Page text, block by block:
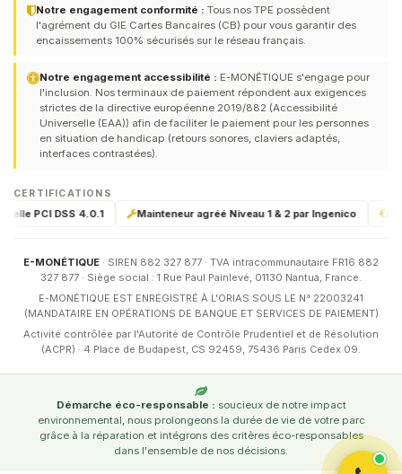
Notre engagement conformité : Tous nos TPE possèdent
l'agrément du GIE Cartes Bancaires (CB) pour vous garantir des
encaissements 100% sécurisés sur le réseau français.
Notre engagement accessibilité : E-MONÉTIQUE s'engage pour
l'inclusion. Nos terminaux de paiement répondent aux exigences
strictes de la directive européenne 2019/882 (Accessibilité
Universelle (EAA)) afin de faciliter le paiement pour les personnes
en situation de handicap (retours sonores, claviers adaptés,
interfaces contrastées).
CERTIFICATIONS
PCI DSS 4.0.1 Mainteneur agréé Niveau 1 & 2 par Ingenico
E-MONÉTIQUE · SIREN 882 327 877 · TVA intracommunautaire FR16 882
327 877 · Siège social : 1 Rue Paul Painlevé, 01130 Nantua, France.
E-MONÉTIQUE EST ENREGISTRÉ À L'ORIAS SOUS LE N° 22003241
(MANDATAIRE EN OPÉRATIONS DE BANQUE ET SERVICES DE PAIEMENT)
Activité contrôlée par l'Autorité de Contrôle Prudentiel et de Résolution
(ACPR) · 4 Place de Budapest, CS 92459, 75436 Paris Cedex 09.
Démarche éco-responsable : soucieux de notre impact
environnemental, nous prolongeons la durée de vie de votre parc
grâce à la réparation et intégrons des critères éco-responsables
dans l'ensemble de nos décisions.